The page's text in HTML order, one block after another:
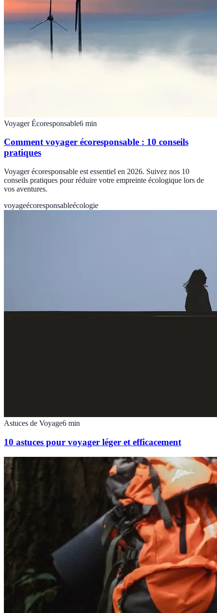
Voyager Écoresponsable6 min
Comment voyager écoresponsable : 10 conseils
pratiques
Voyager écoresponsable est essentiel en 2026. Suivez nos 10
conseils pratiques pour réduire votre empreinte écologique lors de
vos aventures.
voyageécoresponsableécologie
Astuces de Voyage6 min
10 astuces pour voyager léger et efficacement